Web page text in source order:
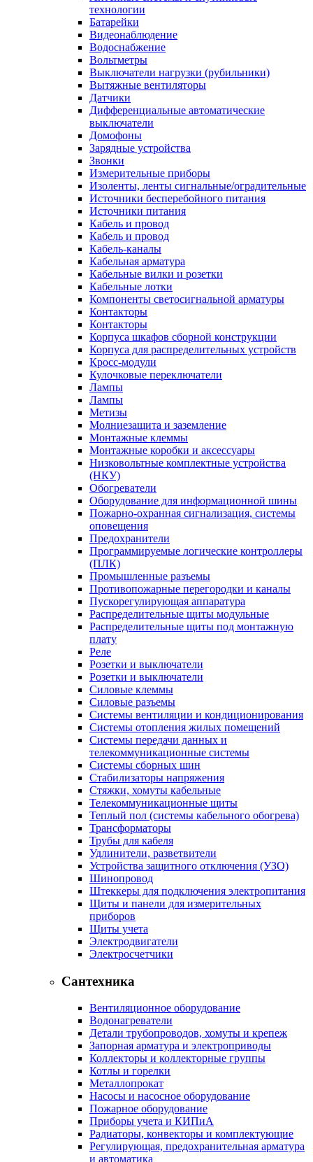
технологии
Батарейки
Видеонаблюдение
Водоснабжение
Вольтметры
Выключатели нагрузки (рубильники)
Вытяжные вентиляторы
Датчики
Дифференциальные автоматические
выключатели
Домофоны
Зарядные устройства
Звонки
Измерительные приборы
Изоленты, ленты сигнальные/оградительные
Источники бесперебойного питания
Источники питания
Кабель и провод
Кабель и провод
Кабель-каналы
Кабельная арматура
Кабельные вилки и розетки
Кабельные лотки
Компоненты светосигнальной арматуры
Контакторы
Контакторы
Корпуса шкафов сборной конструкции
Корпуса для распределительных устройств
Кросс-модули
Кулочковые переключатели
Лампы
Лампы
Метизы
Молниезащита и заземление
Монтажные клеммы
Монтажные коробки и аксессуары
Низковольтные комплектные устройства
(НКУ)
Обогреватели
Оборудование для информационной шины
Пожарно-охранная сигнализация, системы
оповещения
Предохранители
Программируемые логические контроллеры
(ПЛК)
Промышленные разъемы
Противопожарные перегородки и каналы
Пускорегулирующая аппаратура
Распределительные щиты модульные
Распределительные щиты под монтажную
плату
Реле
Розетки и выключатели
Розетки и выключатели
Силовые клеммы
Силовые разъемы
Системы вентиляции и кондиционирования
Системы отопления жилых помещений
Системы передачи данных и
телекоммуникационные системы
Системы сборных шин
Стабилизаторы напряжения
Стяжки, хомуты кабельные
Телекоммуникационные щиты
Теплый пол (системы кабельного обогрева)
Трансформаторы
Трубы для кабеля
Удлинители, разветвители
Устройства защитного отключения (УЗО)
Шинопровод
Штеккеры для подключения электропитания
Щиты и панели для измерительных
приборов
Щиты учета
Электродвигатели
Электросчетчики
Сантехника
Вентиляционное оборудование
Водонагреватели
Детали трубопроводов, хомуты и крепеж
Запорная арматура и электроприводы
Коллекторы и коллекторные группы
Котлы и горелки
Металлопрокат
Насосы и насосное оборудование
Пожарное оборудование
Приборы учета и КИПиА
Радиаторы, конвекторы и комплектующие
Регулирующая, предохранительная арматура
и автоматика